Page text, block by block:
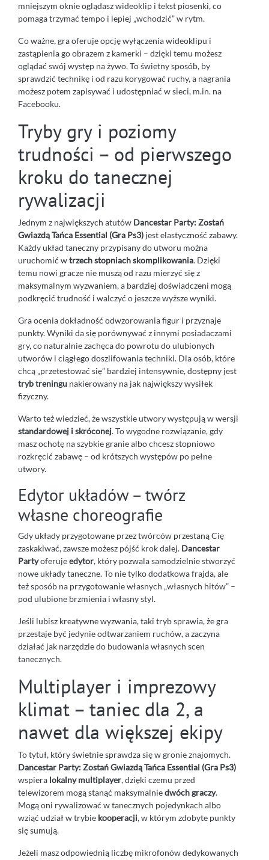
mniejszym oknie oglądasz wideoklip i tekst piosenki, co
pomaga trzymać tempo i lepiej „wchodzić” w rytm.
Co ważne, gra oferuje opcję wyłączenia wideoklipu i
zastąpienia go obrazem z kamerki – dzięki temu możesz
oglądać swój występ na żywo. To świetny sposób, by
sprawdzić technikę i od razu korygować ruchy, a nagrania
możesz potem zapisywać i udostępniać w sieci, m.in. na
Facebooku.
Tryby gry i poziomy
trudności – od pierwszego
kroku do tanecznej
rywalizacji
Jednym z największych atutów Dancestar Party: Zostań
Gwiazdą Tańca Essential (Gra Ps3) jest elastyczność zabawy.
Każdy układ taneczny przypisany do utworu można
uruchomić wtrzech stopniach skomplikowania. Dzięki
temu nowi gracze nie muszą od razu mierzyć się z
maksymalnym wyzwaniem, a bardziej doświadczeni mogą
podkręcić trudność i walczyć o jeszcze wyższe wyniki.
Gra ocenia dokładność odwzorowania figur i przyznaje
punkty. Wyniki da się porównywać z innymi posiadaczami
gry, co naturalnie zachęca do powrotu do ulubionych
utworów i ciągłego doszlifowania techniki. Dla osób, które
chcą „przetestować się” bardziej intensywnie, dostępny jest
tryb treningu nakierowany na jak największy wysiłek
fizyczny.
Warto też wiedzieć, że wszystkie utwory występują w wersji
standardowej i skróconej. To wygodne rozwiązanie, gdy
masz ochotę na szybkie granie albo chcesz stopniowo
rozkręcić zabawę – od krótszych występów po pełne
utwory.
Edytor układów – twórz
własne choreografie
Gdy układy przygotowane przez twórców przestaną Cię
zaskakiwać, zawsze możesz pójść krok dalej. Dancestar
Partyoferujeedytor, który pozwala samodzielnie stworzyć
nowe układy taneczne. To nie tylko dodatkowa frajda, ale
też sposób na przygotowanie własnych „własnych hitów” –
pod ulubione brzmienia i własny styl.
Jeśli lubisz kreatywne wyzwania, taki tryb sprawia, że gra
przestaje być jedynie odtwarzaniem ruchów, a zaczyna
działać jak narzędzie do budowania własnych scen
tanecznych.
Multiplayer i imprezowy
klimat – taniec dla 2, a
nawet dla większej ekipy
To tytuł, który świetnie sprawdza się w gronie znajomych.
Dancestar Party: Zostań Gwiazdą Tańca Essential (Gra Ps3)
wspiera lokalny multiplayer, dzięki czemu przed
telewizorem mogą stanąć maksymalniedwóch graczy.
Mogą oni rywalizować w tanecznych pojedynkach albo
wziąć udział w trybie kooperacji, w którym zdobyte punkty
się sumują.
Jeżeli masz odpowiednią liczbę mikrofonów dedykowanych